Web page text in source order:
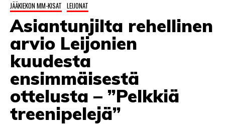
JÄÄKIEKON MM-KISAT LEIJONAT
Asiantunjilta rehellinen
arvio Leijonien
kuudesta
ensimmäisestä
ottelusta – ”Pelkkiä
treenipelejä”
LINTU VAI KALA
46 DENTON ROAD
VIDEOT
PODCASTIT
KOLUMNIT